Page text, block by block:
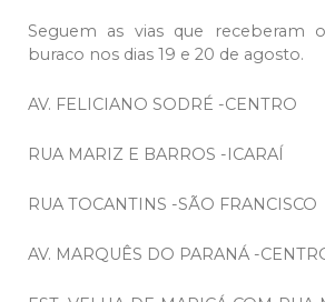
Seguem as vias que receberam
buraco nos dias 19 e 20 de agosto.
AV. FELICIANO SODRÉ -CENTRO
RUA MARIZ E BARROS -ICARAÍ
RUA TOCANTINS -SÃO FRANCISCO
AV. MARQUÊS DO PARANÁ -